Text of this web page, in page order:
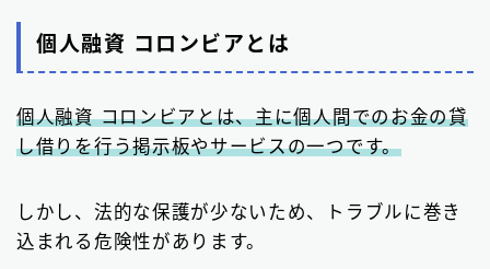
個人融資 コロンビアとは
個人融資 コロンビアとは、主に個人間でのお金の貸
し借りを行う掲示板やサービスの一つです。
しかし、法的な保護が少ないため、トラブルに巻き
込まれる危険性があります。